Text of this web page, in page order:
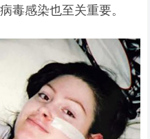
毒感染也至关重要。